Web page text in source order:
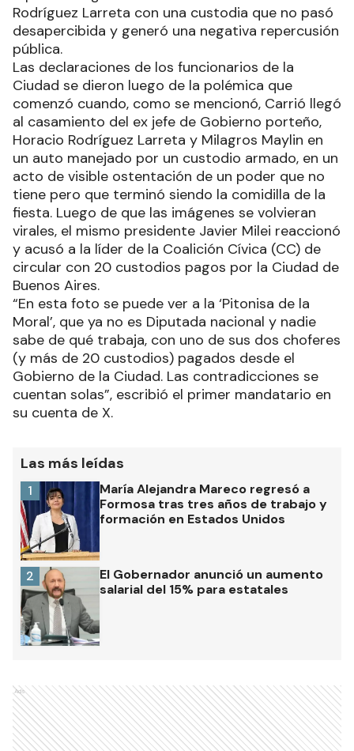
Rodríguez Larreta con una custodia que no pasó
desapercibida y generó una negativa repercusión
pública.
Las declaraciones de los funcionarios de la
Ciudad se dieron luego de la polémica que
comenzó cuando, como se mencionó, Carrió llegó
al casamiento del ex jefe de Gobierno porteño,
Horacio Rodríguez Larreta y Milagros Maylin en
un auto manejado por un custodio armado, en un
acto de visible ostentación de un poder que no
tiene pero que terminó siendo la comidilla de la
fiesta. Luego de que las imágenes se volvieran
virales, el mismo presidente Javier Milei reaccionó
y acusó a la líder de la Coalición Cívica (CC) de
circular con 20 custodios pagos por la Ciudad de
Buenos Aires.
“En esta foto se puede ver a la ‘Pitonisa de la
Moral’, que ya no es Diputada nacional y nadie
sabe de qué trabaja, con uno de sus dos choferes
(y más de 20 custodios) pagados desde el
Gobierno de la Ciudad. Las contradicciones se
cuentan solas”, escribió el primer mandatario en
su cuenta de X.
Las más leídas
María Alejandra Mareco regresó a
Formosa tras tres años de trabajo y
formación en Estados Unidos
1
El Gobernador anunció un aumento
salarial del 15% para estatales
2
Ads